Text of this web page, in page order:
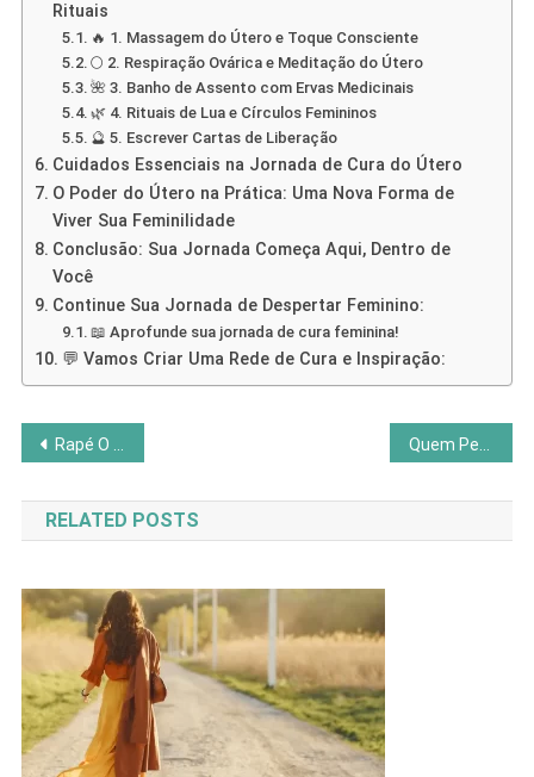
Rituais
🔥 1. Massagem do Útero e Toque Consciente
🌕 2. Respiração Ovárica e Meditação do Útero
🌺 3. Banho de Assento com Ervas Medicinais
🌿 4. Rituais de Lua e Círculos Femininos
🔮 5. Escrever Cartas de Liberação
Cuidados Essenciais na Jornada de Cura do Útero
O Poder do Útero na Prática: Uma Nova Forma de
Viver Sua Feminilidade
Conclusão: Sua Jornada Começa Aqui, Dentro de
Você
Continue Sua Jornada de Despertar Feminino:
📖 Aprofunde sua jornada de cura feminina!
💬 Vamos Criar Uma Rede de Cura e Inspiração:
Navegação
de
Post
Rapé O Que É, Benefícios, Como Usar e Cuidados Essenciais Quem Pensa Enriquece – O Legado: Desperte Sua Prosperidade
RELATED POSTS